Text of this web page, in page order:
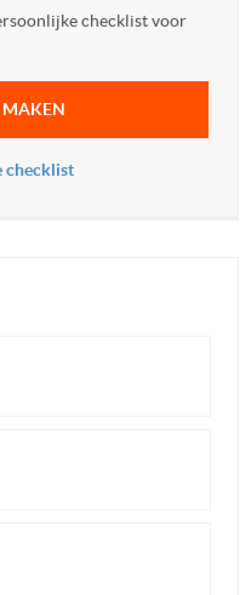
checklist voor
MAKEN
checklist